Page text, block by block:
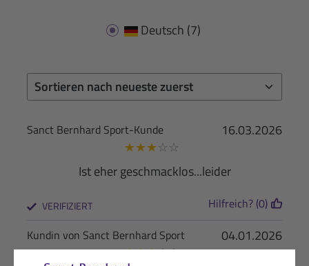
Deutsch (7)
16.03.2026
Sanct Bernhard Sport-Kunde
★★★☆☆
Ist eher geschmacklos...leider
VERIFIZIERT Hilfreich? (0)
04.01.2026
Kundin von Sanct Bernhard Sport
★★★☆☆